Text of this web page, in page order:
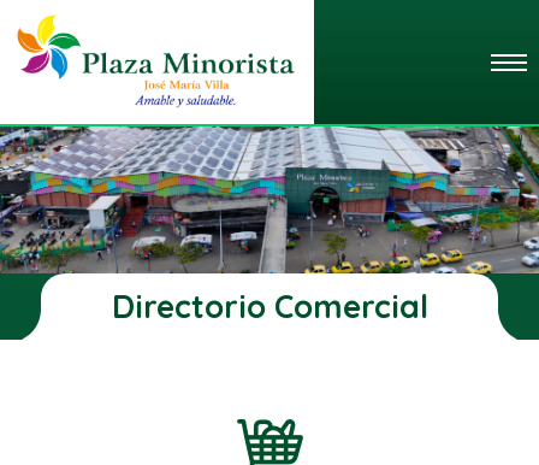
Directorio Comercial